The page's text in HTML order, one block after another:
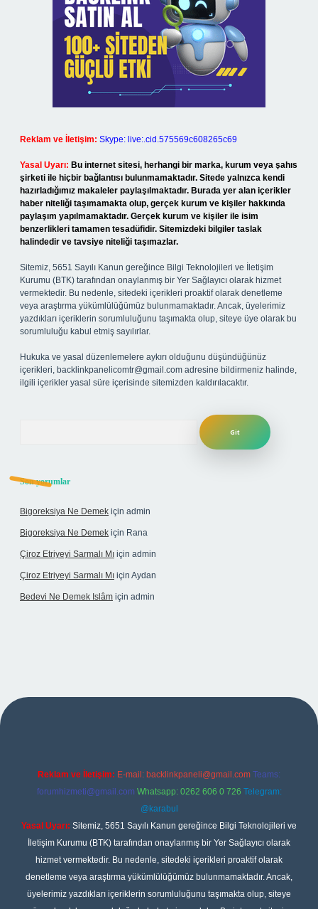
Reklam ve İletişim: Skype: live:.cid.575569c608265c69
Yasal Uyarı: Bu internet sitesi, herhangi bir marka, kurum veya şahıs
şirketi ile hiçbir bağlantısı bulunmamaktadır. Sitede yalnızca kendi
hazırladığımız makaleler paylaşılmaktadır. Burada yer alan içerikler
haber niteliği taşımamakta olup, gerçek kurum ve kişiler hakkında
paylaşım yapılmamaktadır. Gerçek kurum ve kişiler ile isim
benzerlikleri tamamen tesadüfidir. Sitemizdeki bilgiler taslak
halindedir ve tavsiye niteliği taşımazlar.
Sitemiz, 5651 Sayılı Kanun gereğince Bilgi Teknolojileri ve İletişim
Kurumu (BTK) tarafından onaylanmış bir Yer Sağlayıcı olarak hizmet
vermektedir. Bu nedenle, sitedeki içerikleri proaktif olarak denetleme
veya araştırma yükümlülüğümüz bulunmamaktadır. Ancak, üyelerimiz
yazdıkları içeriklerin sorumluluğunu taşımakta olup, siteye üye olarak bu
sorumluluğu kabul etmiş sayılırlar.
Hukuka ve yasal düzenlemelere aykırı olduğunu düşündüğünüz
içerikleri, backlinkpanelicomtr@gmail.com adresine bildirmeniz halinde,
ilgili içerikler yasal süre içerisinde sitemizden kaldırılacaktır.
Son yorumlar
Bigoreksiya Ne Demek için admin
Bigoreksiya Ne Demek için Rana
Çiroz Etriyeyi Sarmalı Mı için admin
Çiroz Etriyeyi Sarmalı Mı için Aydan
Bedevi Ne Demek Islâm için admin
Reklam ve İletişim: E-mail: backlinkpaneli@gmail.com Teams:
forumhizmeti@gmail.com Whatsapp: 0262 606 0 726 Telegram:
@karabul
Yasal Uyarı: Sitemiz, 5651 Sayılı Kanun gereğince Bilgi Teknolojileri ve
İletişim Kurumu (BTK) tarafından onaylanmış bir Yer Sağlayıcı olarak
hizmet vermektedir. Bu nedenle, sitedeki içerikleri proaktif olarak
denetleme veya araştırma yükümlülüğümüz bulunmamaktadır. Ancak,
üyelerimiz yazdıkları içeriklerin sorumluluğunu taşımakta olup, siteye